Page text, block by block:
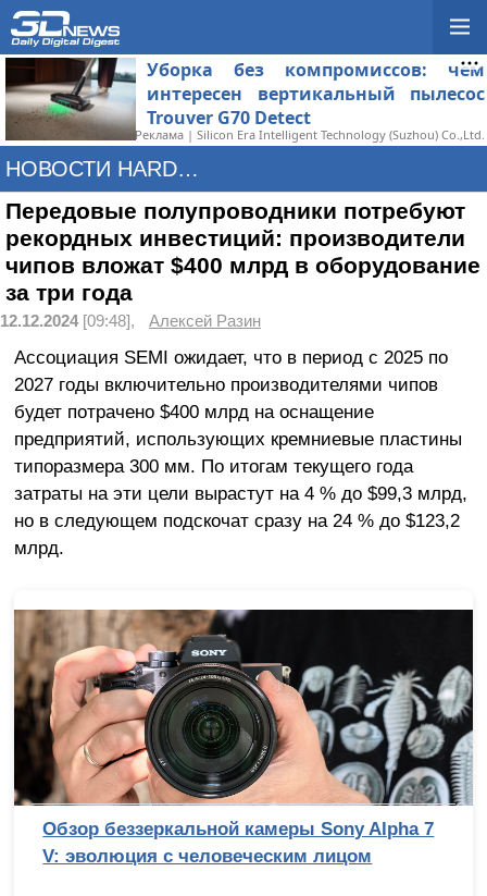
Уборка без компромиссов: чем
интересен вертикальный пылесос
Trouver G70 Detect
Реклама | Silicon Era Intelligent Technology (Suzhou) Co.,Ltd.
НОВОСТИ HARDWARE
Передовые полупроводники потребуют
рекордных инвестиций: производители
чипов вложат $400 млрд в оборудование
за три года
12.12.2024[09:48], Алексей Разин
Ассоциация SEMI ожидает, что в период с 2025 по
2027 годы включительно производителями чипов
будет потрачено $400 млрд на оснащение
предприятий, использующих кремниевые пластины
типоразмера 300 мм. По итогам текущего года
затраты на эти цели вырастут на 4 % до $99,3 млрд,
но в следующем подскочат сразу на 24 % до $123,2
млрд.
Обзор беззеркальной камеры Sony Alpha 7
V: эволюция с человеческим лицом